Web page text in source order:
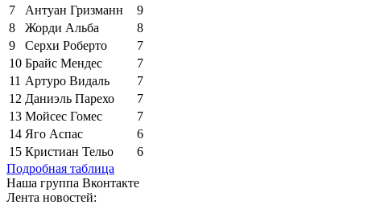
7
Антуан Гризманн
9
8
Жорди Альба
8
9
Серхи Роберто
7
10 Брайс Мендес
7
11 Артуро Видаль
7
12 Даниэль Парехо
7
13 Мойсес Гомес
7
14 Яго Аспас
6
15 Кристиан Тельо
6
Подробная таблица
Наша группа Вконтакте
Лента новостей: